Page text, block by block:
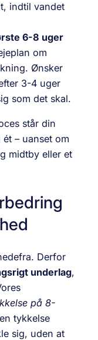
indtil vandet
6-8 uger
om
Ønsker
3-4 uger
som det skal.
står din
– uanset om
midtby eller et
Derfor
underlag,
på 8-
tykkelse
sig, uden at